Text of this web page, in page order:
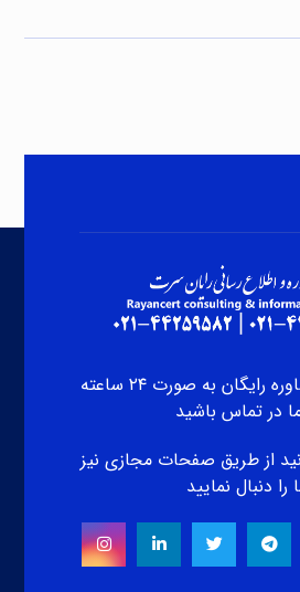
برای دریافت مشاوره رایگان به صورت ۲۴ ساعته
در تماس باشید
از طریق صفحات مجازی نیز
را دنبال نمایید